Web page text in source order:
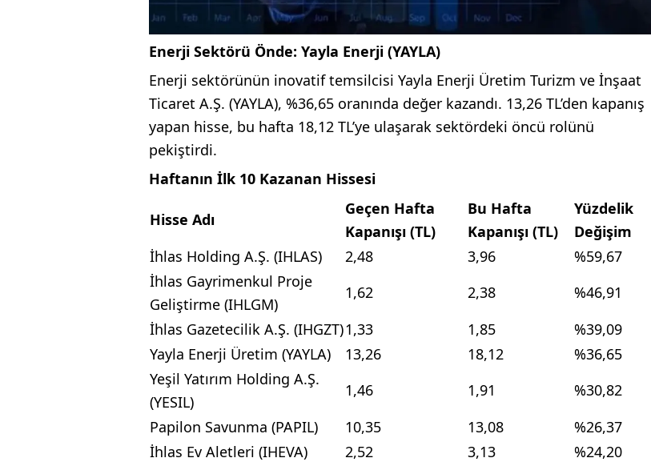
Enerji Sektörü Önde: Yayla Enerji (YAYLA)
Enerji sektörünün inovatif temsilcisi Yayla Enerji Üretim Turizm ve İnşaat
Ticaret A.Ş. (YAYLA), %36,65 oranında değer kazandı. 13,26 TL’den kapanış
yapan hisse, bu hafta 18,12 TL’ye ulaşarak sektördeki öncü rolünü
pekiştirdi.
Haftanın İlk 10 Kazanan Hissesi
Hisse Adı
Geçen Hafta
Kapanışı (TL)
Bu Hafta
Kapanışı (TL)
Yüzdelik
Değişim
İhlas Holding A.Ş. (IHLAS)
2,48 3,96
%59,67
İhlas Gayrimenkul Proje
Geliştirme (IHLGM)
1,62 2,38
%46,91
İhlas Gazetecilik A.Ş. (IHGZT)1,33 1,85
%39,09
Yayla Enerji Üretim (YAYLA)
13,26 18,12
%36,65
Yeşil Yatırım Holding A.Ş.
(YESIL)
1,46 1,91
%30,82
Papilon Savunma (PAPIL)
10,35 13,08
%26,37
İhlas Ev Aletleri (IHEVA)
2,52 3,13
%24,20